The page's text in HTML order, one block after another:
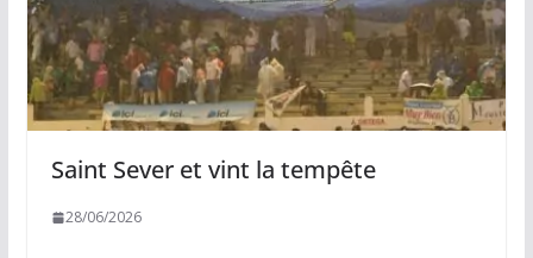
Saint Sever et vint la tempête
28/06/2026